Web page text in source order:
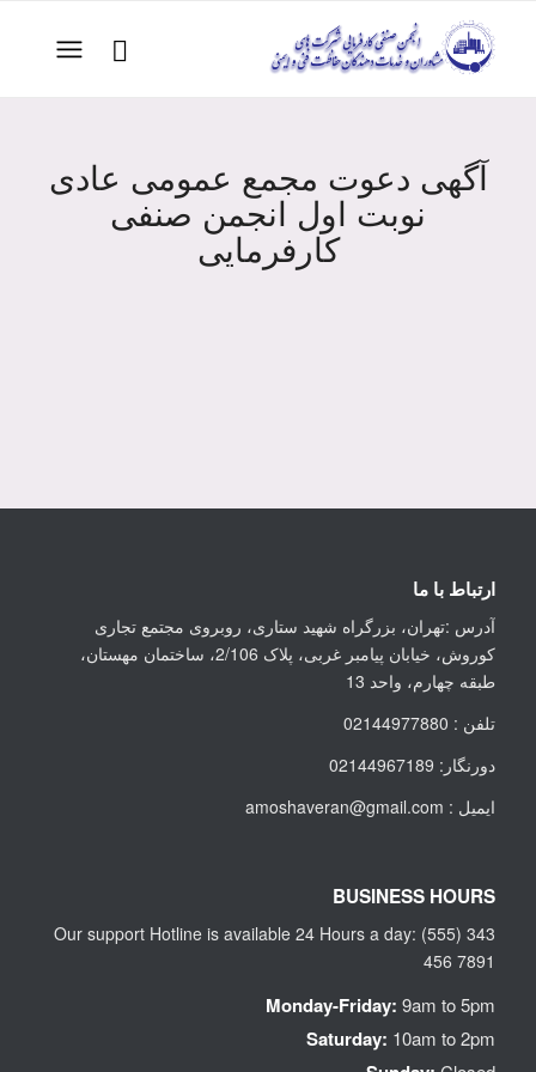
آگهی دعوت مجمع عمومی عادی
نوبت اول انجمن صنفی
کارفرمایی
ارتباط با ما
آدرس :تهران، بزرگراه شهید ستاری، روبروی مجتمع تجاری
کوروش، خیابان پیامبر غربی، پلاک 2/106، ساختمان مهستان،
طبقه چهارم، واحد 13
تلفن : 02144977880
دورنگار: 02144967189
ایمیل : amoshaveran@gmail.com
BUSINESS HOURS
Our support Hotline is available 24 Hours a day: (555) 343
456 7891
Monday-Friday:9am to 5pm
Saturday: 10am to 2pm